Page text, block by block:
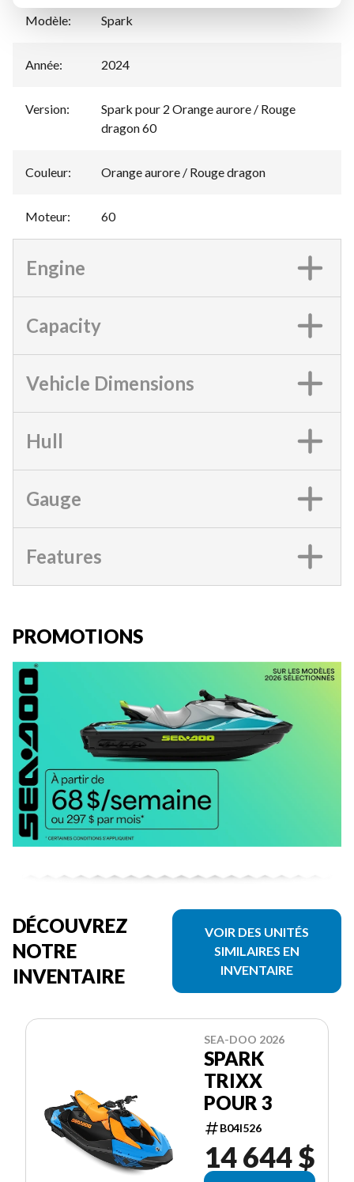
Modèle: Spark
Année: 2024
Version:
Spark pour 2 Orange aurore / Rouge
dragon 60
Couleur: Orange aurore / Rouge dragon
Moteur: 60
Engine
Capacity
Vehicle Dimensions
Hull
Gauge
Features
PROMOTIONS
DÉCOUVREZ
NOTRE
INVENTAIRE
VOIR DES UNITÉS
SIMILAIRES EN
INVENTAIRE
SEA-DOO 2026
SPARK
TRIXX
POUR 3
B04I526
14 644 $